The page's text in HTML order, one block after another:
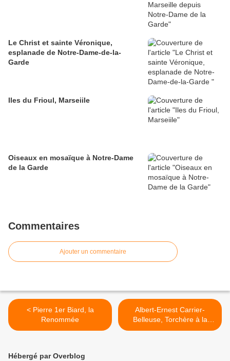
Le Christ et sainte Véronique,
esplanade de Notre-Dame-de-la-
Garde
Iles du Frioul, Marseiile
Oiseaux en mosaïque à Notre-Dame
de la Garde
Commentaires
Ajouter un commentaire
< Pierre 1er Biard, la
Renommée
Albert-Ernest Carrier-
Belleuse, Torchère à la
couronne >
Hébergé par Overblog